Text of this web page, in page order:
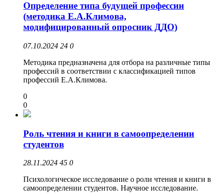
Определение типа будущей профессии
(методика Е.А.Климова,
модифицированный опросник ДДО)
07.10.2024 24 0
Методика предназначена для отбора на различные типы
профессий в соответствии с классификацией типов
профессий Е.А.Климова.
0
0
Роль чтения и книги в самоопределении
студентов
28.11.2024 45 0
Психологическое исследование о роли чтения и книги в
самоопределении студентов. Научное исследование.